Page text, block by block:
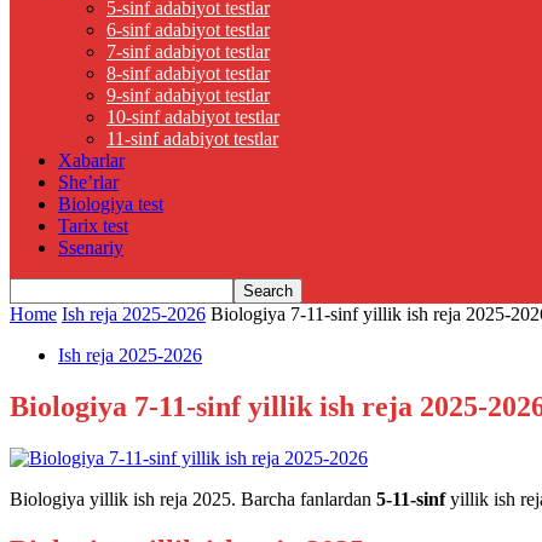
5-sinf adabiyot testlar
6-sinf adabiyot testlar
7-sinf adabiyot testlar
8-sinf adabiyot testlar
9-sinf adabiyot testlar
10-sinf adabiyot testlar
11-sinf adabiyot testlar
Xabarlar
She’rlar
Biologiya test
Tarix test
Ssenariy
Home Ish reja 2025-2026 Biologiya 7-11-sinf yillik ish reja 2025-
Ish reja 2025-2026
Biologiya 7-11-sinf yillik ish reja 2025-
Biologiya yillik ish reja 2025. Barcha fanlardan 5-11-sinfyillik ish